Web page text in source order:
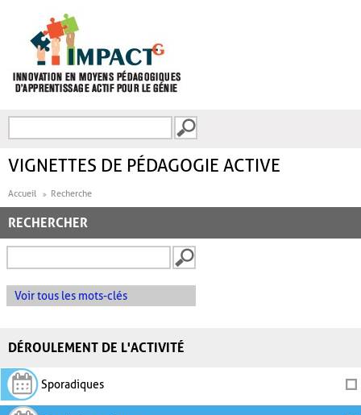
FORMULAIRE DE
VIGNETTES DE PÉDAGOGIE ACTIVE
Accueil Recherche
RECHERCHER
Voir tous les mots-clés
DÉROULEMENT DE L'ACTIVITÉ
Sporadiques